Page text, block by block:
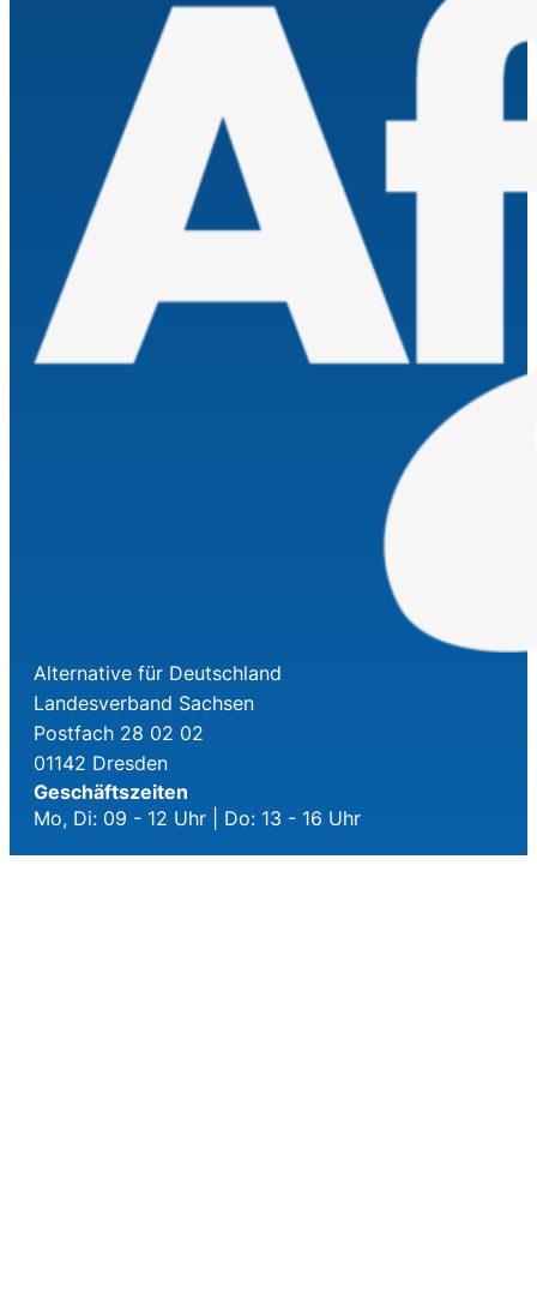
Alternative für Deutschland
Landesverband Sachsen
Postfach 28 02 02
01142 Dresden
Geschäftszeiten
Mo, Di: 09 - 12 Uhr | Do: 13 - 16 Uhr